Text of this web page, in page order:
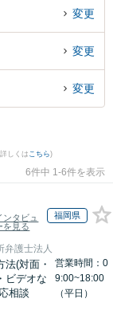
事務所 沖縄中部支店
な近くの弁護士を検
沖縄市内の弁護士に
す。
変更
変更
変更
しくはこちら)
6件中 1-6件を表示
ンタビュ
を見る
福岡県
弁護士法人
法(対面・
ビデオな
相談
営業時間：0
9:00~18:00
（平日）